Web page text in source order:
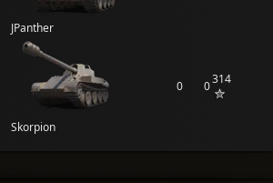
JPanther
Skorpion
0 0314